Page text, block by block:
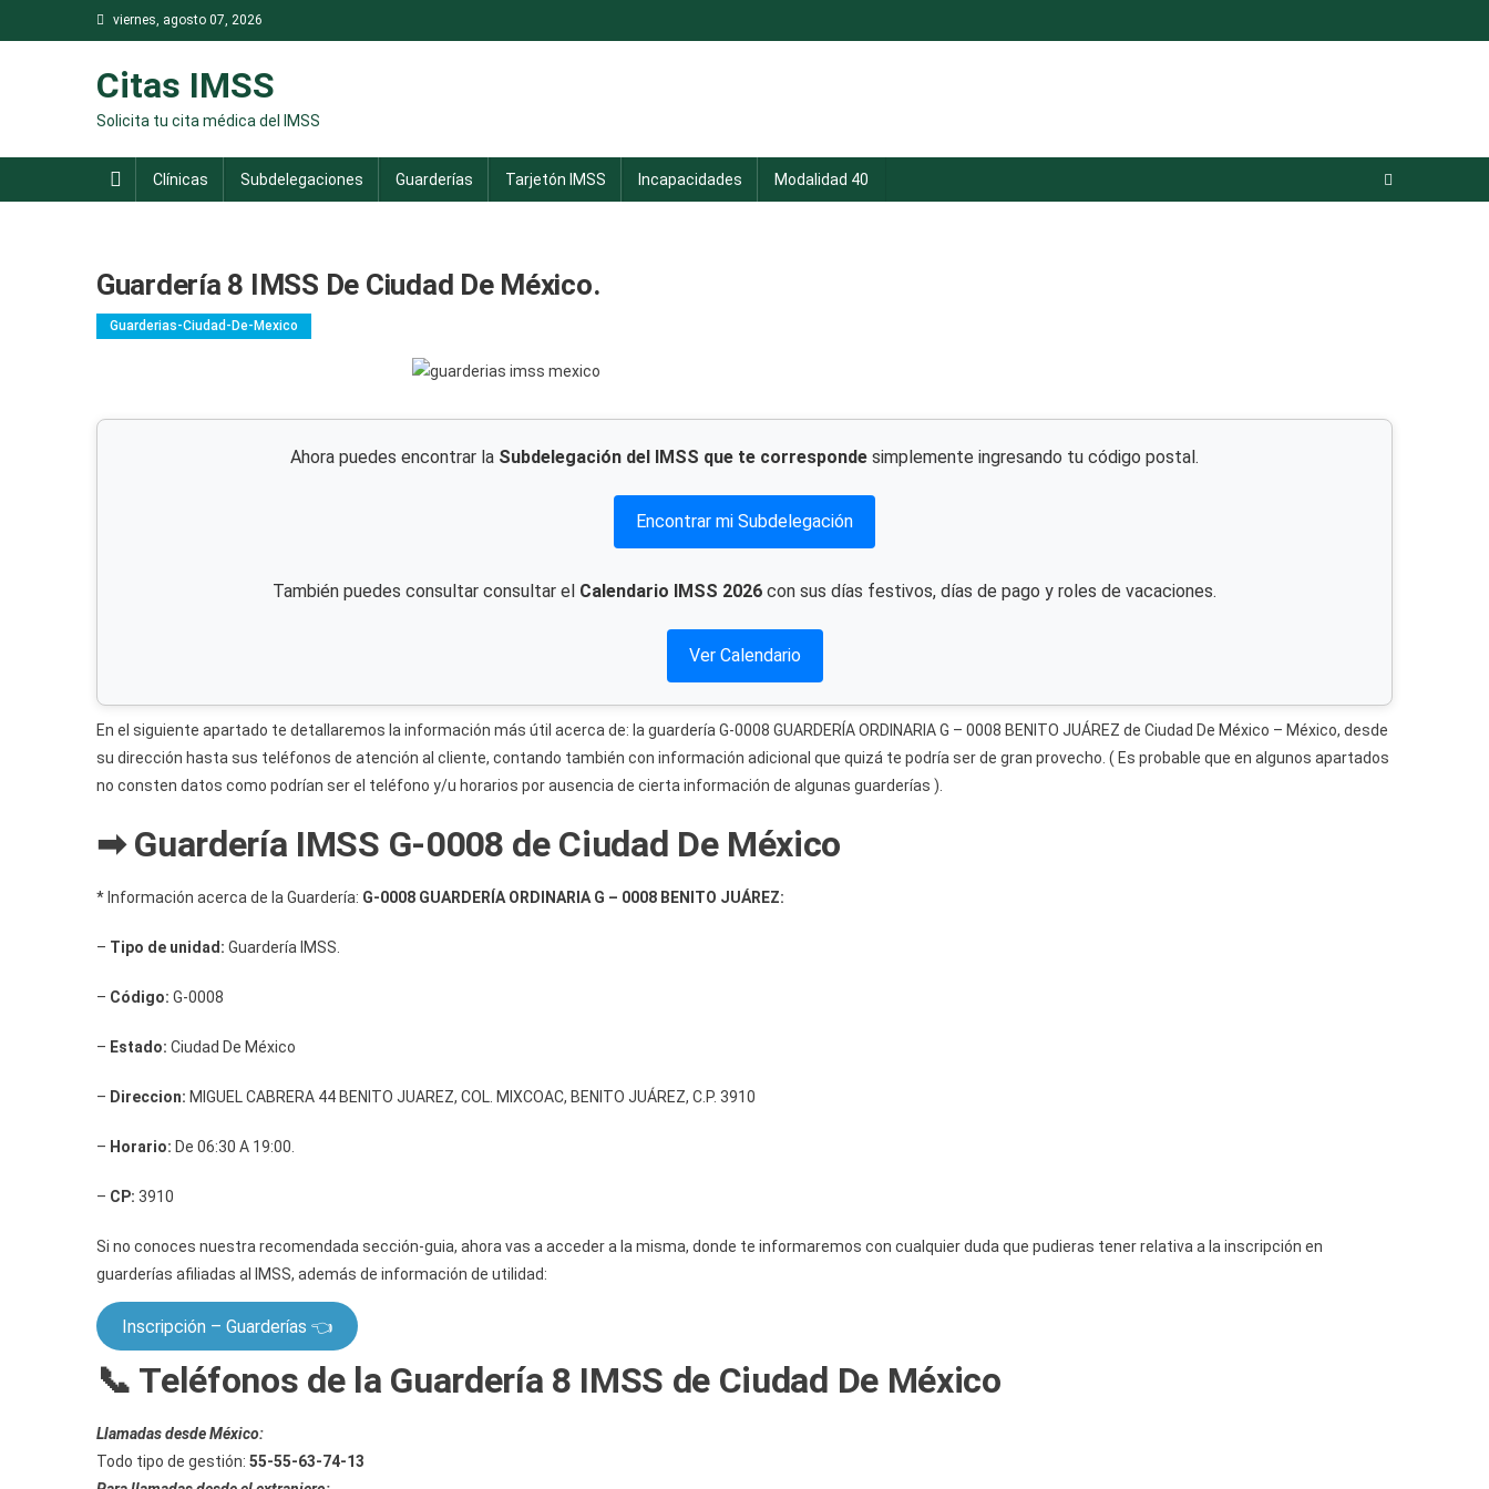
al
viernes, agosto 07, 2026
Citas IMSS
Solicita tu cita médica del IMSS
Clínicas Subdelegaciones Guarderías Tarjetón IMSS Incapacidades Modalidad 40
Guardería 8 IMSS De Ciudad De México.
Guarderias-Ciudad-De-Mexico
Ahora puedes encontrar la Subdelegación del IMSS que te corresponde simplemente ingresando tu código postal.
Encontrar mi Subdelegación
También puedes consultar consultar el Calendario IMSS 2026 con sus días festivos, días de pago y roles de vacaciones.
Ver Calendario
En el siguiente apartado te detallaremos la información más útil acerca de: la guardería G-0008 GUARDERÍA ORDINARIA G – 0008 BENITO JUÁREZ de Ciudad De México – México, desde
su dirección hasta sus teléfonos de atención al cliente, contando también con información adicional que quizá te podría ser de gran provecho. ( Es probable que en algunos apartados
no consten datos como podrían ser el teléfono y/u horarios por ausencia de cierta información de algunas guarderías ).
➡ Guardería IMSS G-0008 de Ciudad De México
* Información acerca de la Guardería: G-0008 GUARDERÍA ORDINARIA G – 0008 BENITO JUÁREZ:
– Tipo de unidad: Guardería IMSS.
– Código: G-0008
– Estado: Ciudad De México
– Direccion: MIGUEL CABRERA 44 BENITO JUAREZ, COL. MIXCOAC, BENITO JUÁREZ, C.P. 3910
– Horario: De 06:30 A 19:00.
– CP: 3910
Si no conoces nuestra recomendada sección-guia, ahora vas a acceder a la misma, donde te informaremos con cualquier duda que pudieras tener relativa a la inscripción en
guarderías afiliadas al IMSS, además de información de utilidad:
Inscripción – Guarderías 👈
📞 Teléfonos de la Guardería 8 IMSS de Ciudad De México
Llamadas desde México:
Todo tipo de gestión: 55-55-63-74-13